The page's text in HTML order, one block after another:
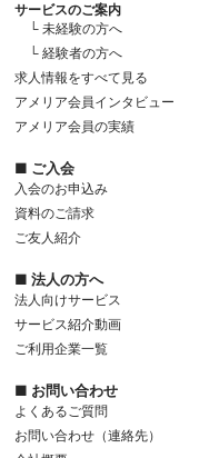
サービスのご案内
└ 未経験の方へ
└ 経験者の方へ
求人情報をすべて見る
アメリア会員インタビュー
アメリア会員の実績
■ ご入会
入会のお申込み
資料のご請求
ご友人紹介
■ 法人の方へ
法人向けサービス
サービス紹介動画
ご利用企業一覧
■ お問い合わせ
よくあるご質問
お問い合わせ（連絡先）